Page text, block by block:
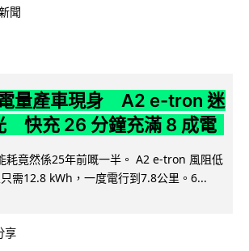
聞
量產車現身 A2 e-tron 迷
快充 26 分鐘充滿 8 成電
耗竟然係25年前嘅一半。 A2 e-tron 風阻低
需12.8 kWh，一度電行到7.8公里。6...
享